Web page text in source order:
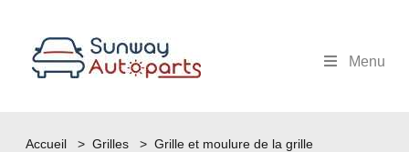
Menu
Accueil >Grilles >Grille et moulure de la grille